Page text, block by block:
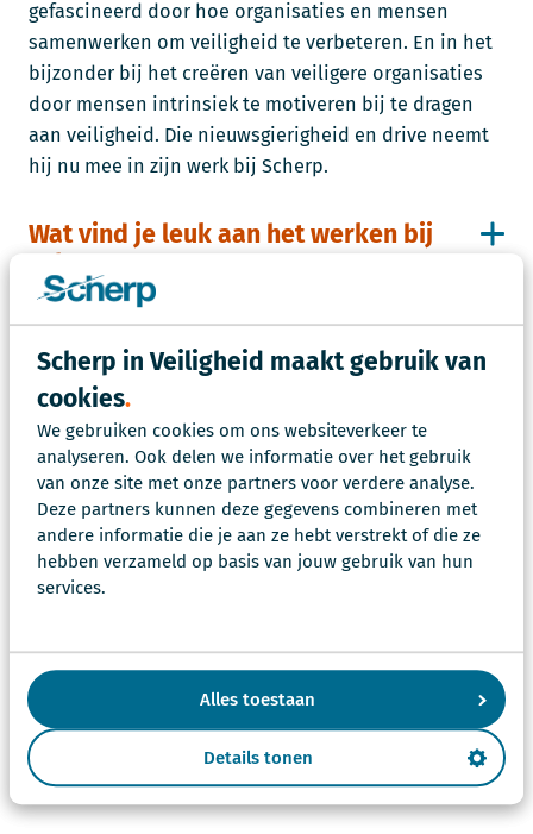
Scherp in Veiligheid maakt gebruik van
cookies
We gebruiken cookies om ons websiteverkeer te
analyseren. Ook delen we informatie over het gebruik
van onze site met onze partners voor verdere analyse.
Deze partners kunnen deze gegevens combineren met
andere informatie die je aan ze hebt verstrekt of die ze
hebben verzameld op basis van jouw gebruik van hun
services.
Alles toestaan
Details tonen
gefascineerd door hoe organisaties en mensen
samenwerken om veiligheid te verbeteren. En in het
bijzonder bij het creëren van veiligere organisaties
door mensen intrinsiek te motiveren bij te dragen
aan veiligheid. Die nieuwsgierigheid en drive neemt
hij nu mee in zijn werk bij Scherp.
Wat vind je leuk aan het werken bij
Scherp?
Waar ben jij goed in?
Werkervaring
Relevante opleidingen
Integrale Veiligheidskunde
Minor Criminologie, onderzoek naar online
veiligheidsbewustzijn Windesheim
Bel rechtstreeks met Tim